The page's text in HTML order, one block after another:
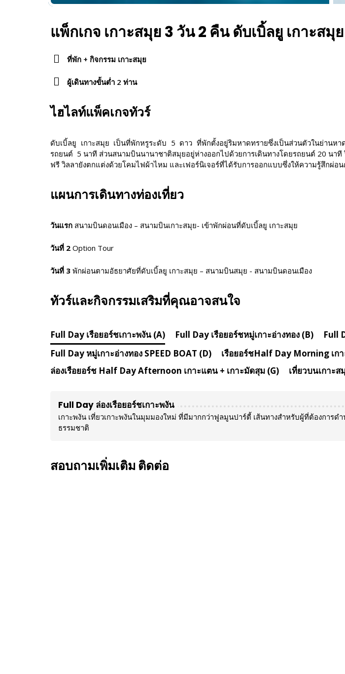
แพ็กเกจ เกาะสมุย 3 วัน 2 คืน ดับเบิ้ลยู เกาะส
ที่พัก + กิจกรรม เกาะสมุย
ผู้เดินทางขั้นต่ำ 2 ท่าน
ไฮไลท์แพ็คเกจทัวร์
ดับเบิ้ลยู เกาะสมุย เป็นที่พักหรูระดับ 5 ดาว ที่พักตั้งอยู่ริมหาดทรายซึ่งเป็นส่วนตัวในย่านห
รถยนต์ 5 นาที ส่วนสนามบินนานาชาติสมุยอยู่ห่างออกไปด้วยการเดินทางโดยรถยนต์ 20 นา
ฟรี วิลลายังตกแต่งด้วยโคมไฟผ้าไหม และเฟอร์นิเจอร์ที่ได้รับการออกแบบซึ่งให้ความรู้สึกผ่อ
แผนการเดินทางท่องเที่ยว
วันแรก สนามบินดอนเมือง – สนามบินเกาะสมุย- เข้าพักผ่อนที่ดับเบิ้ลยู เกาะสมุย
วันที่ 2 Option Tour
วันที่ 3 พักผ่อนตามอัธยาศัยที่ดับเบิ้ลยู เกาะสมุย – สนามบินสมุย - สนามบินดอนเมือง
ทัวร์และกิจกรรมเสริมที่คุณอาจสนใจ
Full Day เรือยอร์ชเกาะพงัน (A) Full Day เรือยอร์ชหมู่เกาะอ่างทอง (B)
Full
Full Day หมู่เกาะอ่างทอง SPEED BOAT (D)
เรือยอร์ชHalf Day Morning เก
ล่องเรือยอร์ช Half Day Afternoon เกาะแตน + เกาะมัดสุม (G)
เที่ยวบนเกาะส
Full Day ล่องเรือยอร์ชเกาะพงัน
เกาะพงัน เที่ยวเกาะพงันในมุมมองใหม่ ที่มีมากกว่าฟูลมูนปาร์ตี้ เส้นทางสำหรับผู้ที่ต้องกา
ธรรมชาติ
สอบถามเพิ่มเติม ติดต่อ